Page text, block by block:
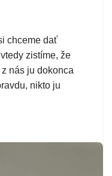
chceme dať
zistíme, že
nás ju dokonca
nikto ju